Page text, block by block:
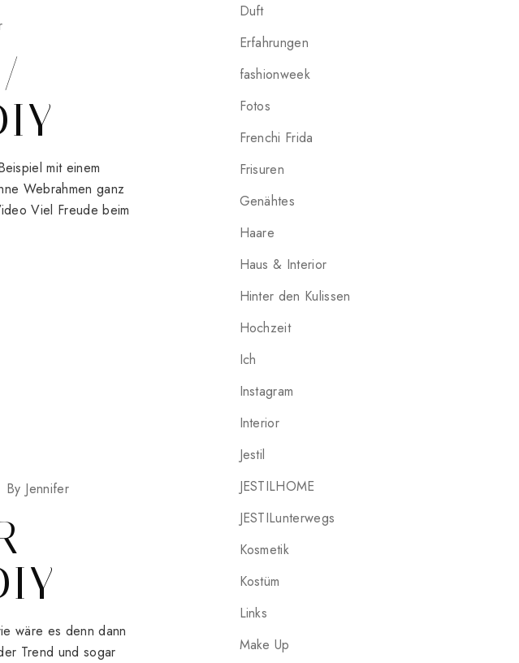
mit einem
Webrahmen ganz
Viel Freude beim
By Jennifer
wäre es denn dann
Trend und sogar
Duft
Erfahrungen
fashionweek
Fotos
Frenchi Frida
Frisuren
Genähtes
Haare
Haus & Interior
Hinter den Kulissen
Hochzeit
Ich
Instagram
Interior
Jestil
JESTILHOME
JESTILunterwegs
Kosmetik
Kostüm
Links
Make Up